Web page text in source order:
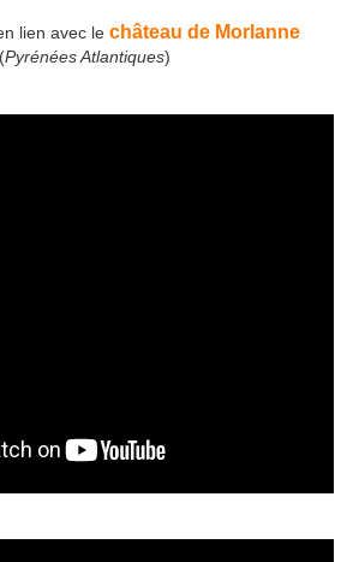
lien avec le château de Morlanne
(Pyrénées Atlantiques)